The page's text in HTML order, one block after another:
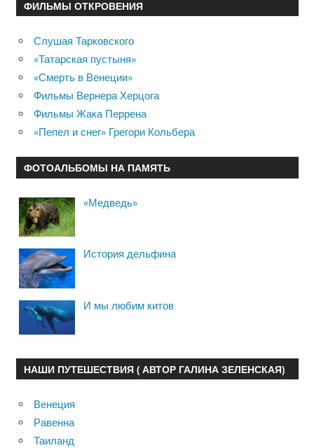
ФИЛЬМЫ ОТКРОВЕНИЯ
Слушая Тарковского
«Татарская пустыня»
«Смерть в Венеции»
Фильмы Вернера Херцога
Фильмы Жака Перрена
«Пепел и снег» Грегори Кольбера
ФОТОАЛЬБОМЫ НА ПАМЯТЬ
«Медведь»
История дельфина
И мы любим китов
НАШИ ПУТЕШЕСТВИЯ ( АВТОР ГАЛИНА ЗЕЛЕНСКАЯ)
Венеция
Равенна
Таиланд